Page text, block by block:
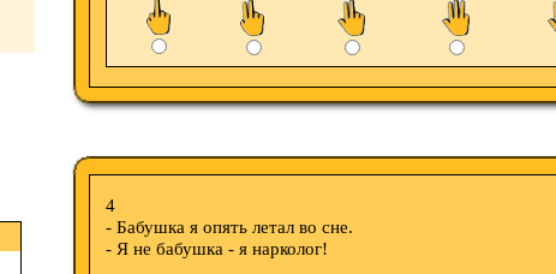
4
- Бабушка я опять летал во сне.
- Я не бабушка - я нарколог!